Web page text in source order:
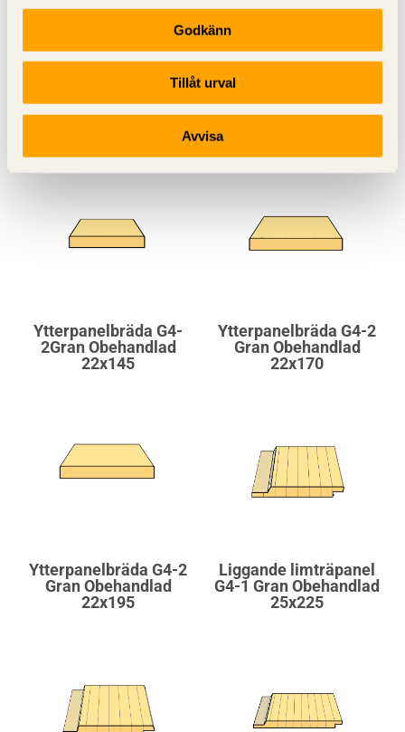
Godkänn
Tillåt urval
Avvisa
Falsad spårpanel med
raka kanter G4-2 G4-2
Gran Obehandlad
Spontad ytterpanel G4-2
Gran Obehandlad
22x145
Ytterpanelbräda G4-
2Gran Obehandlad
22x145
Ytterpanelbräda G4-2
Gran Obehandlad
22x170
Ytterpanelbräda G4-2
Gran Obehandlad
22x195
Liggande limträpanel
G4-1 Gran Obehandlad
25x225